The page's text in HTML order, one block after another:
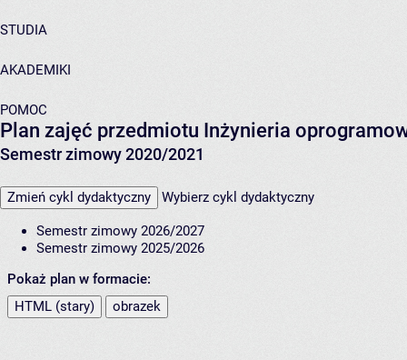
STUDIA
AKADEMIKI
POMOC
Plan zajęć przedmiotu Inżynieria
Semestr zimowy 2020/2021
Zmień cykl dydaktyczny Wybierz cykl dydaktyczny
Semestr zimowy 2026/2027
Semestr zimowy 2025/2026
Pokaż plan w formacie:
HTML (stary)
obrazek